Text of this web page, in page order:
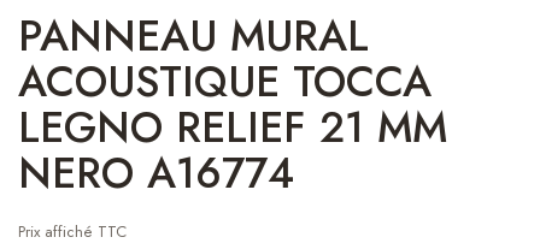
PANNEAU MURAL
ACOUSTIQUE TOCCA
LEGNO RELIEF 21 MM
NERO A16774
Prix affiché TTC